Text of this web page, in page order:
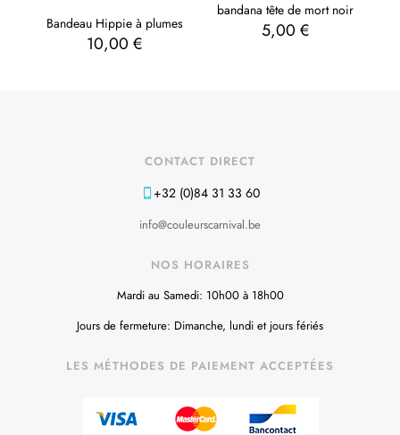
Bandeau Hippie à plumes
10,00€
bandana tête de mort noir
5,00 €
CONTACT DIRECT
+32 (0)84 31 33 60
info@couleurscarnival.be
NOS HORAIRES
Mardi au Samedi: 10h00 à 18h00
Jours de fermeture: Dimanche, lundi et jours fériés
LES MÉTHODES DE PAIEMENT ACCEPTÉES